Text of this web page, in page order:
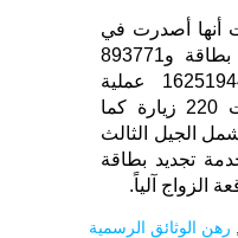
أنها أصدرت في
عام 1439 هـ 2151896 بطاقة و893771
سجل أسرة وأنجزت 16251944 عملية
وافتتحت 21 مكتباً ونفذت 220 زيارة كما
الجيل الثالث
تجديد بطاقة
الزواج آلياً.
رهن الوثائق الرسمية